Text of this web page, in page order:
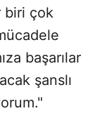
biri çok
başarılar
şanslı